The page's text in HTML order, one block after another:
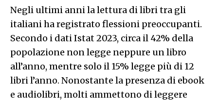
Negli ultimi anni la lettura di libri tra gli
italiani ha registrato flessioni preoccupanti.
Secondo i dati Istat 2023, circa il 42% della
popolazione non legge neppure un libro
all’anno, mentre solo il 15% legge più di 12
libri l’anno. Nonostante la presenza di ebook
e audiolibri, molti ammettono di leggere